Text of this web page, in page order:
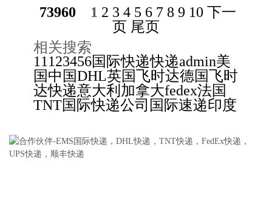
73960
1 2 3 4 5 6 7 8 9 10 下一
页 尾页
相关搜索
11 123456国际快递快递admin美
国中国DHL英国飞时达德国飞时
达快递意大利 加拿大fedex法国
TNT国际快递公司 国际速递印度